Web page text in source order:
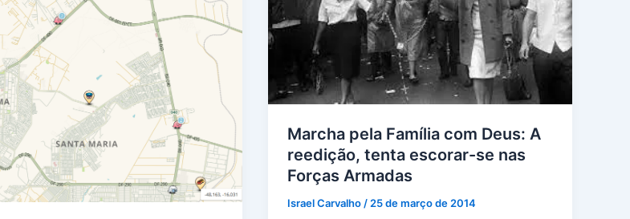
Marcha pela Família com Deus: A
reedição, tenta escorar-se nas
Forças Armadas
Israel Carvalho / 25 de março de 2014